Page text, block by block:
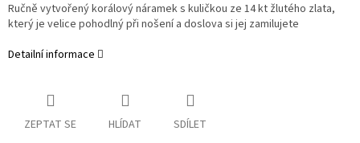
Ručně vytvořený korálový náramek s kuličkou ze 14 kt žlutého zlata,
který je velice pohodlný při nošení a doslova si jej zamilujete
Detailní informace
ZEPTAT SE HLÍDAT SDÍLET